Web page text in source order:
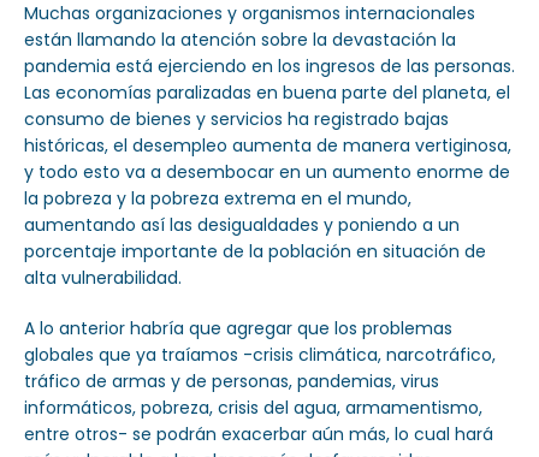
Muchas organizaciones y organismos internacionales
están llamando la atención sobre la devastación la
pandemia está ejerciendo en los ingresos de las personas.
Las economías paralizadas en buena parte del planeta, el
consumo de bienes y servicios ha registrado bajas
históricas, el desempleo aumenta de manera vertiginosa,
y todo esto va a desembocar en un aumento enorme de
la pobreza y la pobreza extrema en el mundo,
aumentando así las desigualdades y poniendo a un
porcentaje importante de la población en situación de
alta vulnerabilidad.
A lo anterior habría que agregar que los problemas
globales que ya traíamos -crisis climática, narcotráfico,
tráfico de armas y de personas, pandemias, virus
informáticos, pobreza, crisis del agua, armamentismo,
entre otros- se podrán exacerbar aún más, lo cual hará